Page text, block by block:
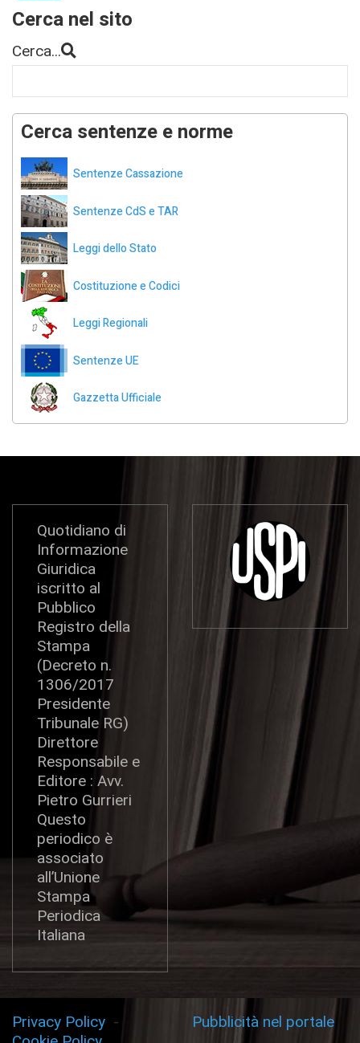
Cerca nel sito
Cerca...
Cerca sentenze e norme
Sentenze Cassazione
Sentenze CdS e TAR
Leggi dello Stato
Costituzione e Codici
Leggi Regionali
Sentenze UE
Gazzetta Ufficiale
Quotidiano di
Informazione
Giuridica
iscritto al
Pubblico
Registro della
Stampa
(Decreto n.
1306/2017
Presidente
Tribunale RG)
Direttore
Responsabile e
Editore : Avv.
Pietro Gurrieri
Questo
periodico è
associato
all’Unione
Stampa
Periodica
Italiana
Privacy Policy -
Pubblicità nel portale